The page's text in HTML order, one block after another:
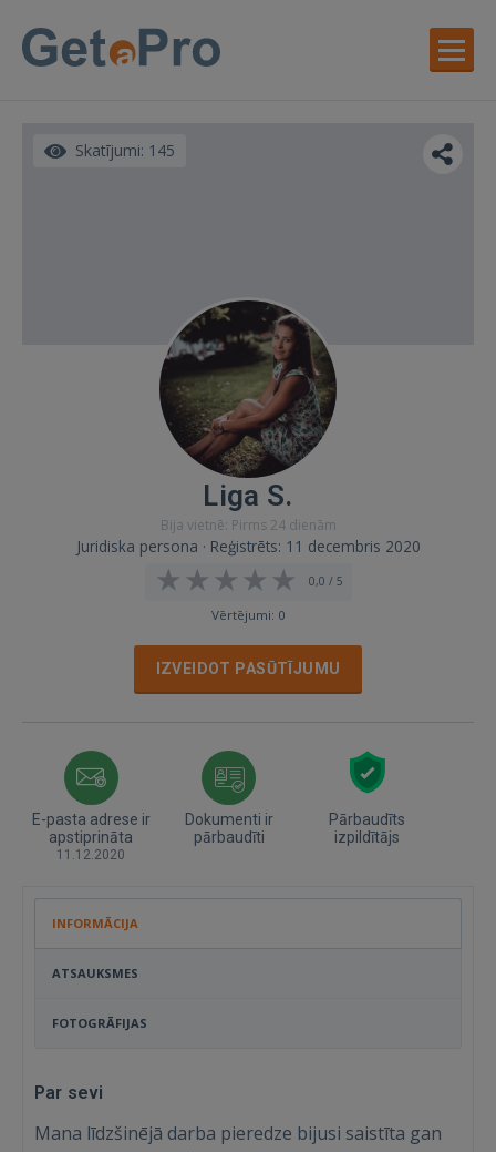
Skatījumi: 145
Liga S.
Bija vietnē: Pirms 24 dienām
Juridiska persona · Reģistrēts: 11 decembris 2020
0,0 / 5
Vērtējumi: 0
IZVEIDOT PASŪTĪJUMU
E-pasta adrese ir
apstiprināta
11.12.2020
Dokumenti ir
pārbaudīti
Pārbaudīts
izpildītājs
INFORMĀCIJA
ATSAUKSMES
FOTOGRĀFIJAS
Par sevi
Mana līdzšinējā darba pieredze bijusi saistīta gan